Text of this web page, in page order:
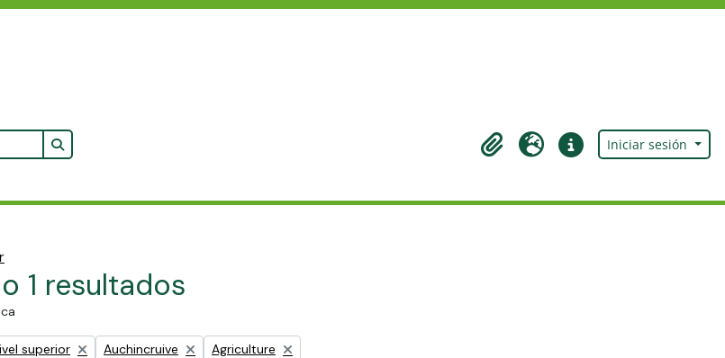
Search in browse page
Portapapeles
Idioma Enlaces rápidos
Iniciar sesión
1 resultados
superior Remove filter:
Auchincruive Remove filter:
Agriculture